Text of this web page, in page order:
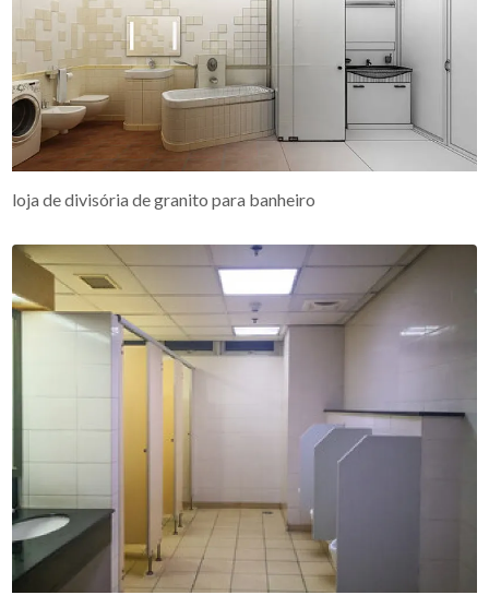
loja de divisória de granito para banheiro